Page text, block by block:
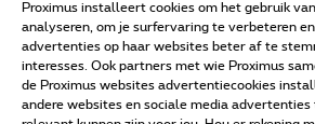
Forumvoorwaarden
Proximus installeert cookies om het gebruik
analyseren, om je surfervaring te verbeteren
advertenties op haar websites beter af te
interesses. Ook partners met wie Proximus
de Proximus websites advertentiecookies
andere websites en sociale media advertenties